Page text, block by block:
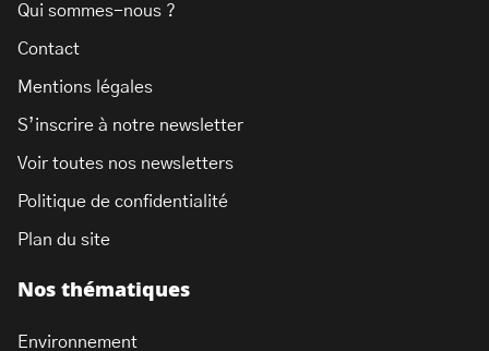
Nos thématiques
Environnement
Qui sommes-nous ?
Contact
Mentions légales
S’inscrire à notre newsletter
Voir toutes nos newsletters
Politique de confidentialité
Plan du site